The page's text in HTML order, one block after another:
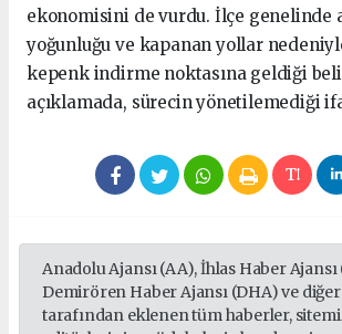
ekonomisini de vurdu. İlçe genelinde
yoğunluğu ve kapanan yollar
kepenk indirme noktasına geldiği
açıklamada, sürecin yönetilemediği
Anadolu Ajansı (AA), İhlas Haber
Demirören Haber Ajansı (DHA) ve
tarafından eklenen tüm haberler,